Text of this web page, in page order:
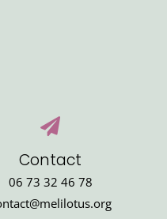
Contact
06 73 32 46 78